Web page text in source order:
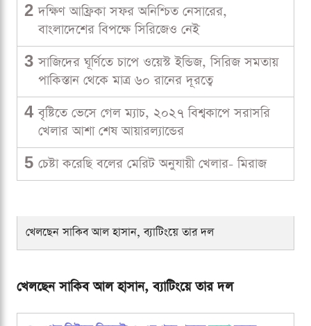
2 দক্ষিণ আফ্রিকা সফর অনিশ্চিত নেসারের,
বাংলাদেশের বিপক্ষে সিরিজেও নেই
3 সাজিদের ঘূর্ণিতে চাপে ওয়েস্ট ইন্ডিজ, সিরিজ সমতায়
পাকিস্তান থেকে মাত্র ৬০ রানের দূরত্বে
4 বৃষ্টিতে ভেসে গেল ম্যাচ, ২০২৭ বিশ্বকাপে সরাসরি
খেলার আশা শেষ আয়ারল্যান্ডের
5 চেষ্টা করেছি বলের মেরিট অনুযায়ী খেলার- মিরাজ